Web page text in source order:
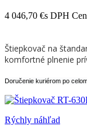
4 046,70 €s DPH
Štiepkovač na
komfortné plnenie
Doručenie kuriérom po
Rýchly náhľad